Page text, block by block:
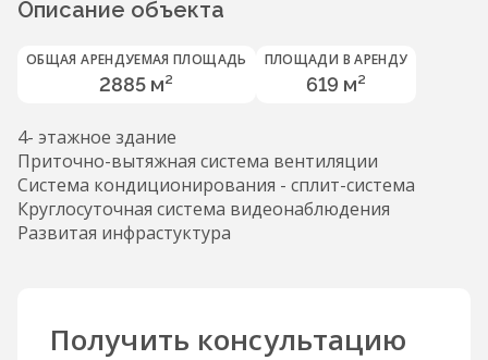
Описание объекта
ОБЩАЯ АРЕНДУЕМАЯ ПЛОЩАДЬ
2885 м²
ПЛОЩАДИ В АРЕНДУ
619 м²
4- этажное здание
Приточно-вытяжная система вентиляции
Система кондиционирования - сплит-система
Круглосуточная система видеонаблюдения
Развитая инфрастуктура
Получить консультацию